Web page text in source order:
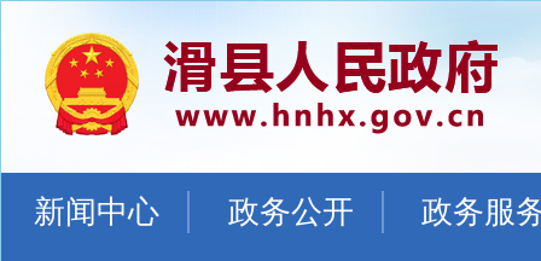
新闻中心 政务公开 政务服